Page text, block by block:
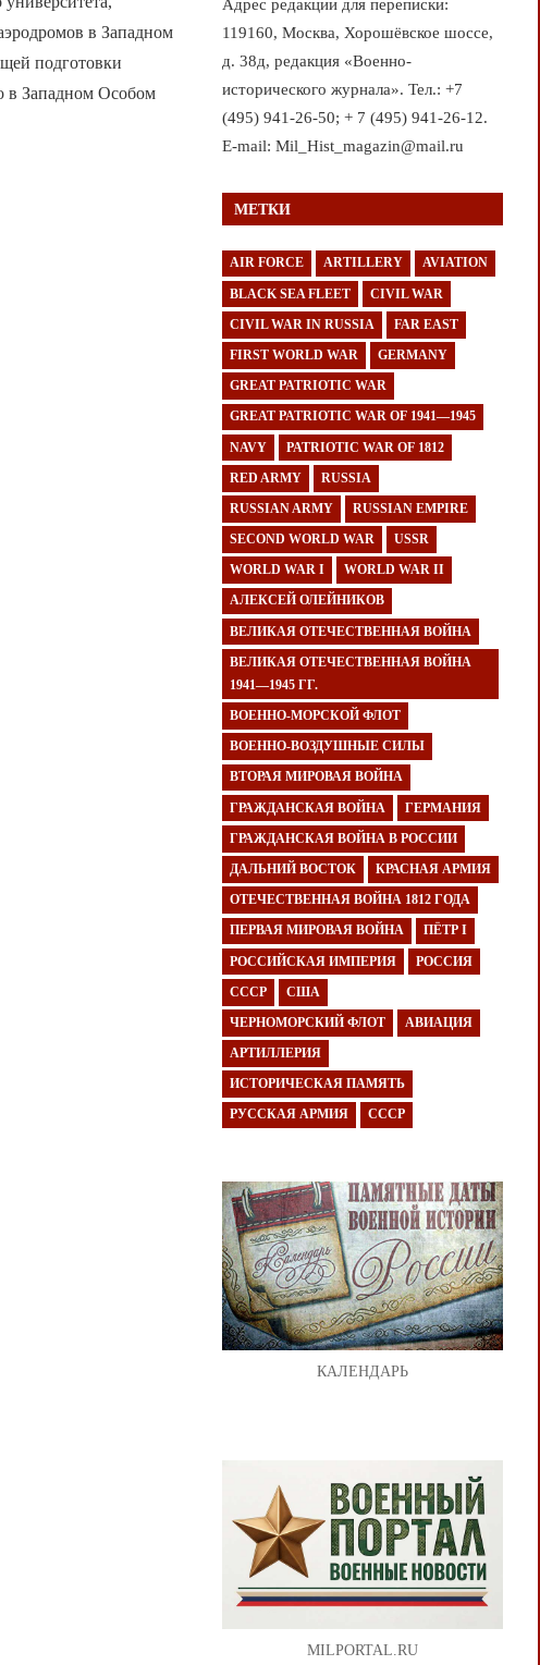
в Западном
подготовки
в Западном Особом
Адрес редакции для переписки:
119160, Москва, Хорошёвское шоссе,
д. 38д, редакция «Военно-
исторического журнала». Тел.: +7
(495) 941-26-50; + 7 (495) 941-26-12.
E-mail: Mil_Hist_magazin@mail.ru
МЕТКИ
AIR FORCE ARTILLERY AVIATION
BLACK SEA FLEET CIVIL WAR
CIVIL WAR IN RUSSIA FAR EAST
FIRST WORLD WAR GERMANY
GREAT PATRIOTIC WAR
GREAT PATRIOTIC WAR OF 1941—1945
NAVY PATRIOTIC WAR OF 1812
RED ARMY RUSSIA
RUSSIAN ARMY RUSSIAN EMPIRE
SECOND WORLD WAR USSR
WORLD WAR I WORLD WAR II
АЛЕКСЕЙ ОЛЕЙНИКОВ
ВЕЛИКАЯ ОТЕЧЕСТВЕННАЯ ВОЙНА
ВЕЛИКАЯ ОТЕЧЕСТВЕННАЯ ВОЙНА
1941—1945 ГГ.
ВОЕННО-МОРСКОЙ ФЛОТ
ВОЕННО-ВОЗДУШНЫЕ СИЛЫ
ВТОРАЯ МИРОВАЯ ВОЙНА
ГРАЖДАНСКАЯ ВОЙНА ГЕРМАНИЯ
ГРАЖДАНСКАЯ ВОЙНА В РОССИИ
ДАЛЬНИЙ ВОСТОК КРАСНАЯ АРМИЯ
ОТЕЧЕСТВЕННАЯ ВОЙНА 1812 ГОДА
ПЕРВАЯ МИРОВАЯ ВОЙНА ПЁТР I
РОССИЙСКАЯ ИМПЕРИЯ РОССИЯ
СССР США
ЧЕРНОМОРСКИЙ ФЛОТ АВИАЦИЯ
АРТИЛЛЕРИЯ
ИСТОРИЧЕСКАЯ ПАМЯТЬ
РУССКАЯ АРМИЯ СССР
КАЛЕНДАРЬ
MILPORTAL.RU